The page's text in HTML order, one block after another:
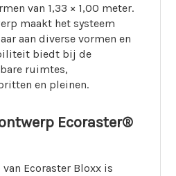
van 1,33 × 1,00 meter.
maakt het systeem
aan diverse vormen en
biedt bij de
ruimtes,
en pleinen.​
Ecoraster®
Ecoraster Bloxx is